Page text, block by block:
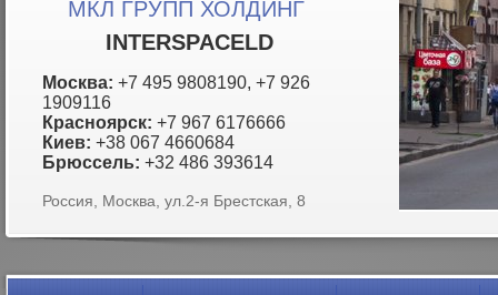
МКЛ ГРУПП ХОЛДИНГ
INTERSPACELD
Москва: +7 495 9808190, +7 926
1909116
Красноярск: +7 967 6176666
Киев: +38 067 4660684
Брюссель: +32 486 393614
Россия, Москва, ул.2-я Брестcкая, 8